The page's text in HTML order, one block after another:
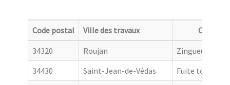
Code postal Ville des travaux
34320
Roujan
Zingueur
34430
Saint-Jean-de-Védas
Fuite toiture